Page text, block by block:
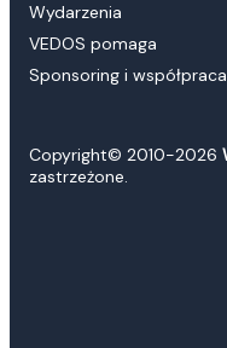
Wydarzenia
VEDOS pomaga
Sponsoring i współpraca
Copyright© 2010-2026
zastrzeżone.